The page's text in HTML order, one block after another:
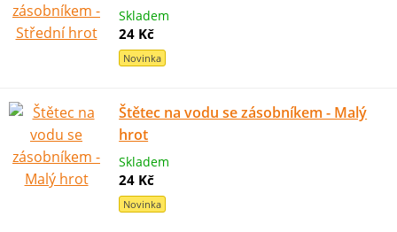
Skladem
24 Kč
Novinka
Štětec na vodu se zásobníkem - Malý
hrot
Skladem
24 Kč
Novinka